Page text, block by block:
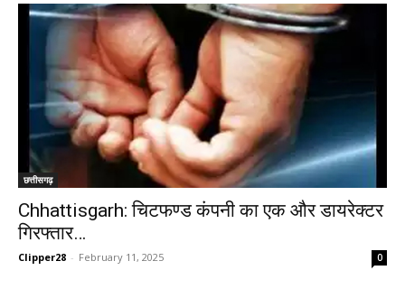
छत्तीसगढ़
Chhattisgarh: चिटफण्ड कंपनी का एक और डायरेक्टर
गिरफ्तार…
Clipper28 - February 11, 2025 0